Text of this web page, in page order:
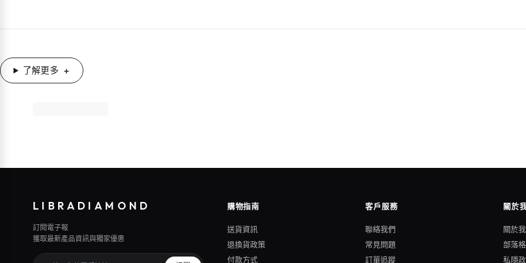
了解更多
LIBRADIAMOND
訂閱電子報
獲取最新產品資訊與獨家優惠
購物指南
送貨資訊
退換貨政策
付款方式
客戶服務
聯絡我們
常見問題
訂單追蹤
關於
關於
部落格
私隱